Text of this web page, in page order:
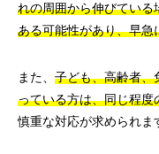
れの周囲から伸びてい
ある可能性があり、早
また、 子ども、高齢者、
っている方は、同じ程
慎重な対応が求められま